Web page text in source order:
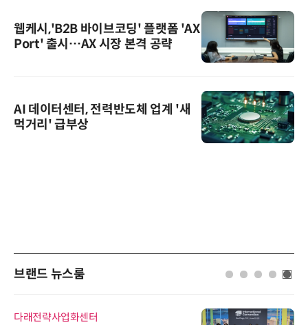
웹케시,'B2B 바이브코딩' 플랫폼 'AX
Port' 출시…AX 시장 본격 공략
AI 데이터센터, 전력반도체 업계 '새
먹거리' 급부상
브랜드 뉴스룸
다래전략사업화센터